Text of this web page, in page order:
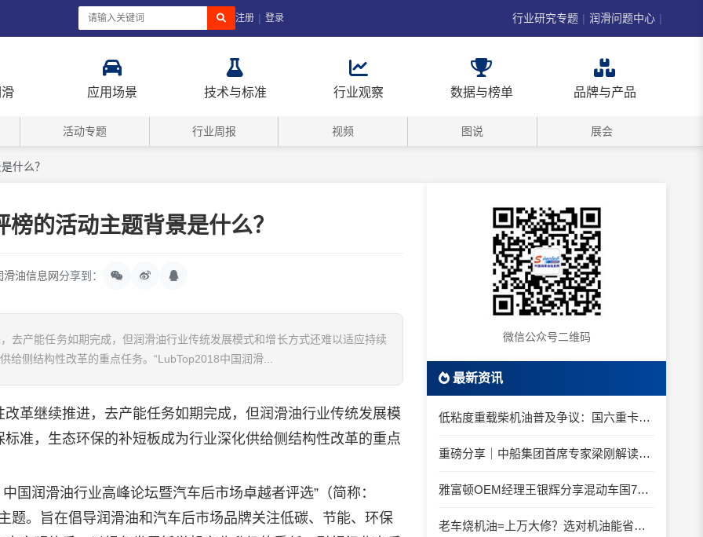
注册 | 登录 行业研究专题 | 润滑问题中心 |
应用场景 技术与标准 行业观察 数据与榜单 品牌与产品
活动专题 行业周报 视频 图说 展会
什么？
的活动主题背景是什么？
滑油信息网分享到：
去产能任务如期完成，但润滑油行业传统发展模式和增长方式还难以适应持续
侧结构性改革的重点任务。“LubTop2018中国润滑...
继续推进，去产能任务如期完成，但润滑油行业传统发展模
准，生态环保的补短板成为行业深化供给侧结构性改革的重点
国 润滑油行业高峰论坛暨汽车后市场卓越者评选”（简称：
题。旨在倡导润滑油和汽车后市场品牌关注低碳、节能、环保
微信公众号二维码
最新资讯
低粘度重载柴机油普及争议：国六重卡长期山区重载工况是否适合0W-20柴油机油？
重磅分享｜中船集团首席专家梁刚解读船舶动力润滑需求
雅富顿OEM经理王银辉分享混动车国7后处理系统的润滑油要求
老车烧机油=上万大修？选对机油能省大钱！